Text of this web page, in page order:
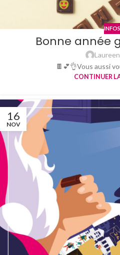
INFOS
Bonne année
Laureen
🍫💕👌Vous aussi
CONTINUER
16
NOV